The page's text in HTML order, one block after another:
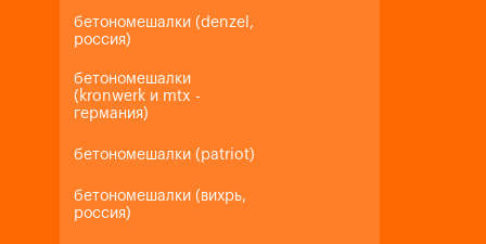
бетономешалки (denzel,
россия)
бетономешалки
(kronwerk и mtx -
германия)
бетономешалки (patriot)
бетономешалки (вихрь,
россия)